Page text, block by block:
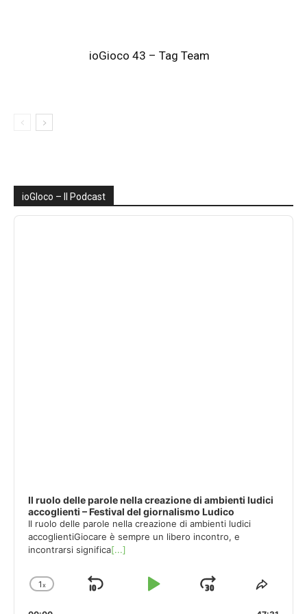
ioGioco 43 – Tag Team
ioGIoco – Il Podcast
Audio
Il ruolo delle parole nella creazione di ambienti ludici
accoglienti – Festival del giornalismo Ludico
Il ruolo delle parole nella creazione di ambienti ludici
accoglientiGiocare è sempre un libero incontro, e
incontrarsi significa[...]
Change
1x
Skip
Play
Jump Share